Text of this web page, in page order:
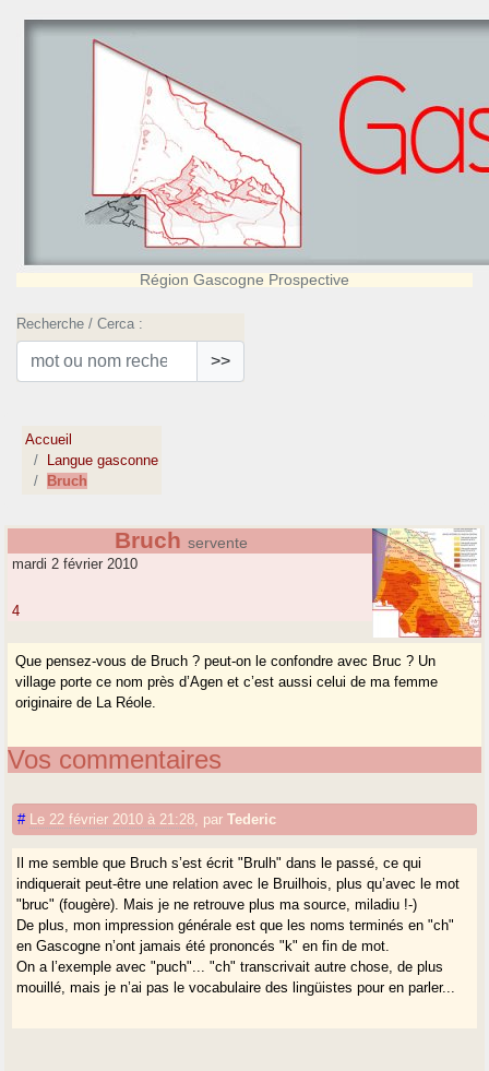
Région Gascogne Prospective
Recherche / Cerca :
>>
Accueil
Langue gasconne
Bruch
Bruch servente
mardi 2 février 2010
4
Que pensez-vous de Bruch ? peut-on le confondre avec Bruc ? Un
village porte ce nom près d’Agen et c’est aussi celui de ma femme
originaire de La Réole.
Vos commentaires
# Le 22 février 2010 à 21:28 parTederic
Il me semble que Bruch s’est écrit "Brulh" dans le passé, ce qui
indiquerait peut-être une relation avec le Bruilhois, plus qu’avec le mot
"bruc" (fougère). Mais je ne retrouve plus ma source, miladiu !-)
De plus, mon impression générale est que les noms terminés en "ch"
en Gascogne n’ont jamais été prononcés "k" en fin de mot.
On a l’exemple avec "puch"... "ch" transcrivait autre chose, de plus
mouillé, mais je n’ai pas le vocabulaire des lingüistes pour en parler...